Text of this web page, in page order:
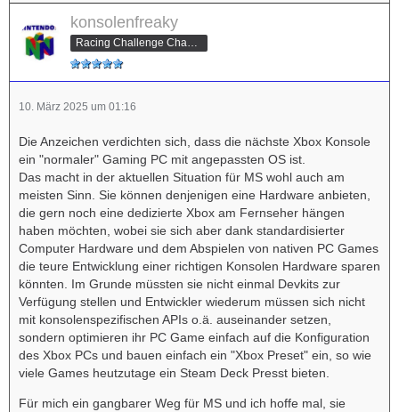
konsolenfreaky
10. März 2025 um 01:16
Die Anzeichen verdichten sich, dass die nächste Xbox Konsole
ein "normaler" Gaming PC mit angepassten OS ist.
Das macht in der aktuellen Situation für MS wohl auch am
meisten Sinn. Sie können denjenigen eine Hardware anbieten,
die gern noch eine dedizierte Xbox am Fernseher hängen
haben möchten, wobei sie sich aber dank standardisierter
Computer Hardware und dem Abspielen von nativen PC Games
die teure Entwicklung einer richtigen Konsolen Hardware sparen
könnten. Im Grunde müssten sie nicht einmal Devkits zur
Verfügung stellen und Entwickler wiederum müssen sich nicht
mit konsolenspezifischen APIs o.ä. auseinander setzen,
sondern optimieren ihr PC Game einfach auf die Konfiguration
des Xbox PCs und bauen einfach ein "Xbox Preset" ein, so wie
viele Games heutzutage ein Steam Deck Presst bieten.
Für mich ein gangbarer Weg für MS und ich hoffe mal, sie